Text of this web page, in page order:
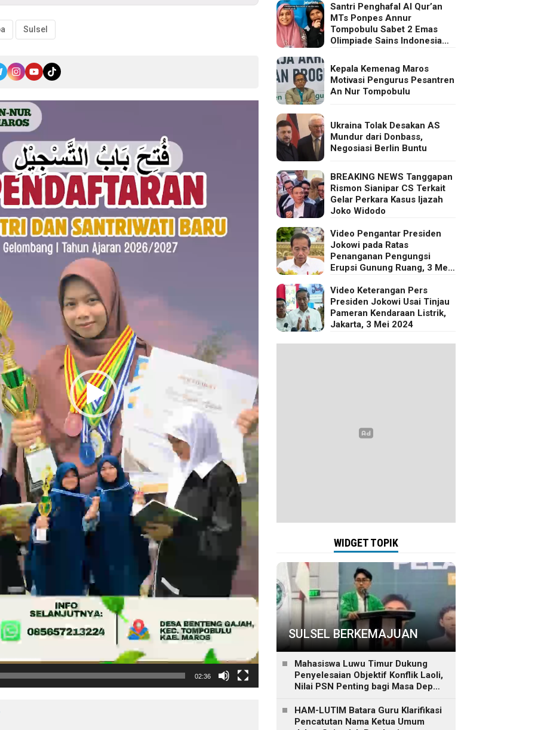
Sulsel
02:36
Santri Penghafal Al Qur’an
MTs Ponpes Annur
Tompobulu Sabet 2 Emas
Olimpiade Sains Indonesia
Kepala Kemenag Maros
Motivasi Pengurus Pesantren
An Nur Tompobulu
Ukraina Tolak Desakan AS
Mundur dari Donbass,
Negosiasi Berlin Buntu
BREAKING NEWS Tanggapan
Rismon Sianipar CS Terkait
Gelar Perkara Kasus Ijazah
Joko Widodo
Video Pengantar Presiden
Jokowi pada Ratas
Penanganan Pengungsi
Erupsi Gunung Ruang, 3 Mei
Video Keterangan Pers
Presiden Jokowi Usai Tinjau
Pameran Kendaraan Listrik,
Jakarta, 3 Mei 2024
WIDGET TOPIK
SULSEL BERKEMAJUAN
Mahasiswa Luwu Timur Dukung
Penyelesaian Objektif Konflik Laoli,
Nilai PSN Penting bagi Masa Depan
HAM-LUTIM Batara Guru Klarifikasi
Pencatutan Nama Ketua Umum